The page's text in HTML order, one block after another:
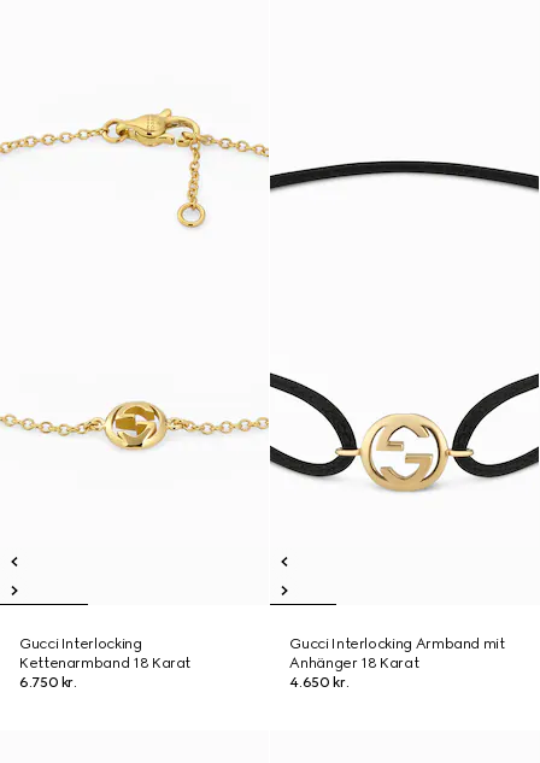
Gucci Interlocking
Kettenarmband 18 Karat
6.750 kr.
Gucci Interlocking Armband mit
Anhänger 18 Karat
4.650 kr.